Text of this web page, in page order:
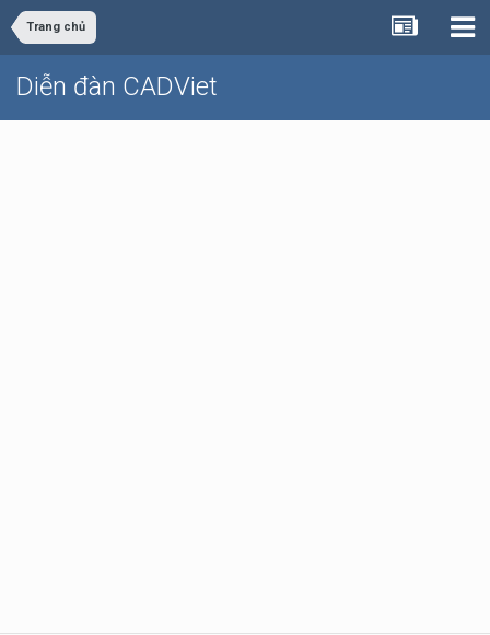
Trang chủ
Diễn đàn CADViet